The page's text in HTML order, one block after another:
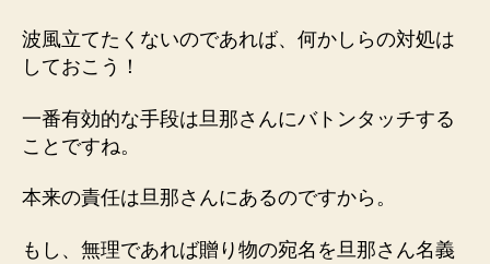
波風立てたくないのであれば、何かしらの対処は
しておこう！
一番有効的な手段は旦那さんにバトンタッチする
ことですね。
本来の責任は旦那さんにあるのですから。
もし、無理であれば贈り物の宛名を旦那さん名義